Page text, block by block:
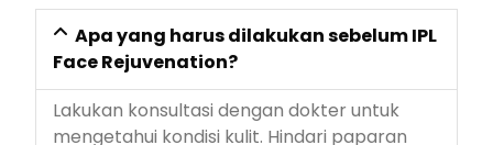
Apa yang harus dilakukan sebelum IPL
Face Rejuvenation?
Lakukan konsultasi dengan dokter untuk
mengetahui kondisi kulit. Hindari paparan